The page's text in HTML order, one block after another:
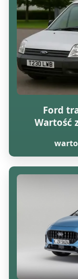
Ford
Wartość